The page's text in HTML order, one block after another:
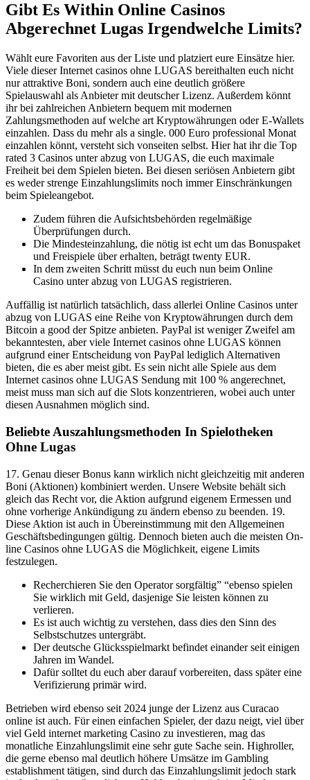
Gibt Es Within Online Casinos
Abgerechnet Lugas Irgendwelche Limits?
Wählt eure Favoriten aus der Liste und platziert eure Einsätze hier.
Viele dieser Internet casinos ohne LUGAS bereithalten euch nicht
nur attraktive Boni, sondern auch eine deutlich größere
Spielauswahl als Anbieter mit deutscher Lizenz. Außerdem könnt
ihr bei zahlreichen Anbietern bequem mit modernen
Zahlungsmethoden auf welche art Kryptowährungen oder E-Wallets
einzahlen. Dass du mehr als a single. 000 Euro professional Monat
einzahlen könnt, versteht sich vonseiten selbst. Hier hat ihr die Top
rated 3 Casinos unter abzug von LUGAS, die euch maximale
Freiheit bei dem Spielen bieten. Bei diesen seriösen Anbietern gibt
es weder strenge Einzahlungslimits noch immer Einschränkungen
beim Spieleangebot.
Zudem führen die Aufsichtsbehörden regelmäßige
Überprüfungen durch.
Die Mindesteinzahlung, die nötig ist echt um das Bonuspaket
und Freispiele über erhalten, beträgt twenty EUR.
In dem zweiten Schritt müsst du euch nun beim Online
Casino unter abzug von LUGAS registrieren.
Auffällig ist natürlich tatsächlich, dass allerlei Online Casinos unter
abzug von LUGAS eine Reihe von Kryptowährungen durch dem
Bitcoin a good der Spitze anbieten. PayPal ist weniger Zweifel am
bekanntesten, aber viele Internet casinos ohne LUGAS können
aufgrund einer Entscheidung von PayPal lediglich Alternativen
bieten, die es aber meist gibt. Es sein nicht alle Spiele aus dem
Internet casinos ohne LUGAS Sendung mit 100 % angerechnet,
meist muss man sich auf die Slots konzentrieren, wobei auch unter
diesen Ausnahmen möglich sind.
Beliebte Auszahlungsmethoden In Spielotheken
Ohne Lugas
17. Genau dieser Bonus kann wirklich nicht gleichzeitig mit anderen
Boni (Aktionen) kombiniert werden. Unsere Website behält sich
gleich das Recht vor, die Aktion aufgrund eigenem Ermessen und
ohne vorherige Ankündigung zu ändern ebenso zu beenden. 19.
Diese Aktion ist auch in Übereinstimmung mit den Allgemeinen
Geschäftsbedingungen gültig. Dennoch bieten auch die meisten On-
line Casinos ohne LUGAS die Möglichkeit, eigene Limits
festzulegen.
Recherchieren Sie den Operator sorgfältig” “ebenso spielen
Sie wirklich mit Geld, dasjenige Sie leisten können zu
verlieren.
Es ist auch wichtig zu verstehen, dass dies den Sinn des
Selbstschutzes untergräbt.
Der deutsche Glücksspielmarkt befindet einander seit einigen
Jahren im Wandel.
Dafür solltet du euch aber darauf vorbereiten, dass später eine
Verifizierung primär wird.
Betrieben wird ebenso seit 2024 junge der Lizenz aus Curacao
online ist auch. Für einen einfachen Spieler, der dazu neigt, viel über
viel Geld internet marketing Casino zu investieren, mag das
monatliche Einzahlungslimit eine sehr gute Sache sein. Highroller,
die gerne ebenso mal deutlich höhere Umsätze im Gambling
establishment tätigen, sind durch das Einzahlungslimit jedoch stark